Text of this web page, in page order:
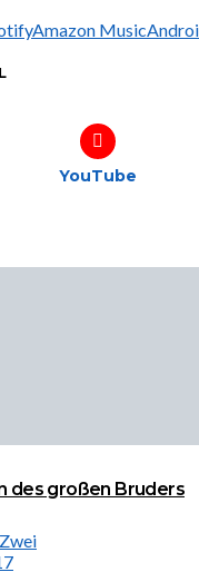
Amazon Music
YouTube
des großen Bruders